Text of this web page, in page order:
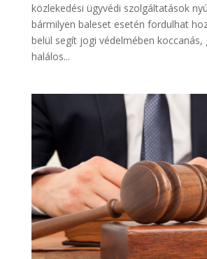
közlekedési ügyvédi szolgáltatások
bármilyen baleset esetén fordulhat
belül segít jogi védelmében koccanás,
halálos...